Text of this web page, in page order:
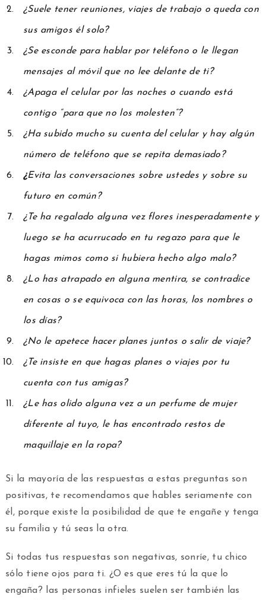
¿Suele tener reuniones, viajes de trabajo o queda con
sus amigos él solo?
¿Se esconde para hablar por teléfono o le llegan
mensajes al móvil que no lee delante de ti?
¿Apaga el celular por las noches o cuando está
contigo “para que no los molesten”?
¿Ha subido mucho su cuenta del celular y hay algún
número de teléfono que se repita demasiado?
¿Evita las conversaciones sobre ustedes y sobre su
futuro en común?
¿Te ha regalado alguna vez flores inesperadamente y
luego se ha acurrucado en tu regazo para que le
hagas mimos como si hubiera hecho algo malo?
¿Lo has atrapado en alguna mentira, se contradice
en cosas o se equivoca con las horas, los nombres o
los días?
¿No le apetece hacer planes juntos o salir de viaje?
¿Te insiste en que hagas planes o viajes por tu
cuenta con tus amigas?
¿Le has olido alguna vez a un perfume de mujer
diferente al tuyo, le has encontrado restos de
maquillaje en la ropa?
Si la mayoría de las respuestas a estas preguntas son
positivas, te recomendamos que hables seriamente con
él, porque existe la posibilidad de que te engañe y tenga
su familia y tú seas la otra.
Si todas tus respuestas son negativas, sonríe, tu chico
sólo tiene ojos para ti. ¿O es que eres tú la que lo
engaña? las personas infieles suelen ser también las